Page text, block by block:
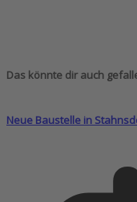
Das könnte dir auch
Neue Baustelle in